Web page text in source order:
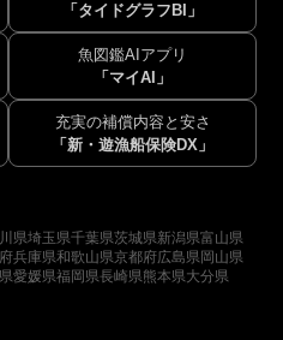
「タイドグラフBI」
魚図鑑AIアプリ
「マイAI」
充実の補償内容と安さ
「新・遊漁船保険DX」
県埼玉県千葉県茨城県新潟県富山県
兵庫県和歌山県京都府広島県岡山県
愛媛県福岡県長崎県熊本県大分県